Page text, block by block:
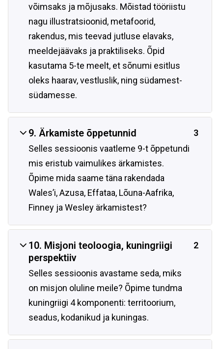
võimsaks ja mõjusaks. Mõistad tööriistu
nagu illustratsioonid, metafoorid,
rakendus, mis teevad jutluse elavaks,
meeldejäävaks ja praktiliseks. Õpid
kasutama 5-te meelt, et sõnumi esitlus
oleks haarav, vestluslik, ning südamest-
südamesse.
9. Ärkamiste õppetunnid
Selles sessioonis vaatleme 9-t õppetundi
mis eristub vaimulikes ärkamistes.
Õpime mida saame täna rakendada
Wales’i, Azusa, Effataa, Lõuna-Aafrika,
Finney ja Wesley ärkamistest?
3
10. Misjoni teoloogia, kuningriigi
perspektiiv
Selles sessioonis avastame seda, miks
on misjon oluline meile? Õpime tundma
kuningriigi 4 komponenti: territoorium,
seadus, kodanikud ja kuningas.
2